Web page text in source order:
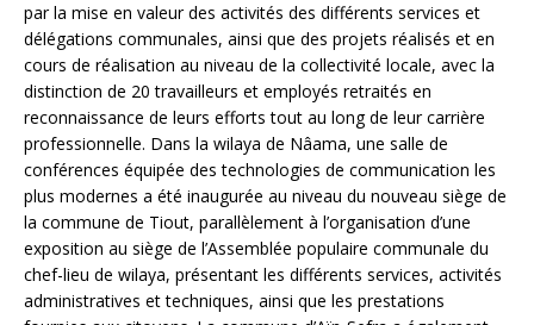
par la mise en valeur des activités des différents services et
délégations communales, ainsi que des projets réalisés et en
cours de réalisation au niveau de la collectivité locale, avec la
distinction de 20 travailleurs et employés retraités en
reconnaissance de leurs efforts tout au long de leur carrière
professionnelle. Dans la wilaya de Nâama, une salle de
conférences équipée des technologies de communication les
plus modernes a été inaugurée au niveau du nouveau siège de
la commune de Tiout, parallèlement à l’organisation d’une
exposition au siège de l’Assemblée populaire communale du
chef-lieu de wilaya, présentant les différents services, activités
administratives et techniques, ainsi que les prestations